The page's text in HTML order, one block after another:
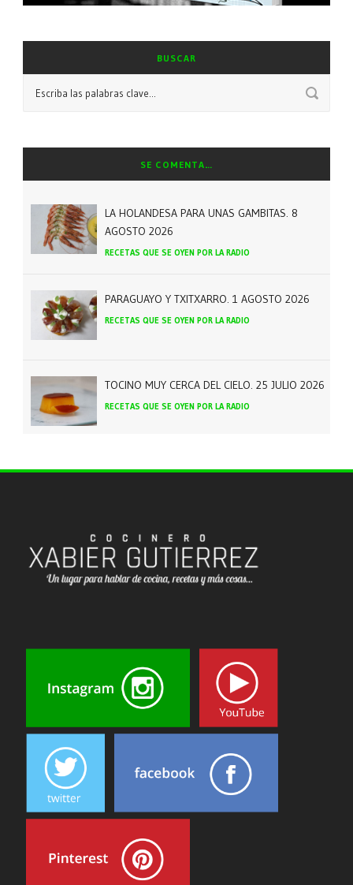
BUSCAR
SE COMENTA…
LA HOLANDESA PARA UNAS GAMBITAS. 8
AGOSTO 2026
RECETAS QUE SE OYEN POR LA RADIO
PARAGUAYO Y TXITXARRO. 1 AGOSTO 2026
RECETAS QUE SE OYEN POR LA RADIO
TOCINO MUY CERCA DEL CIELO. 25 JULIO 2026
RECETAS QUE SE OYEN POR LA RADIO